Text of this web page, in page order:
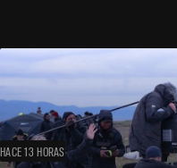
HACE 13 HORAS